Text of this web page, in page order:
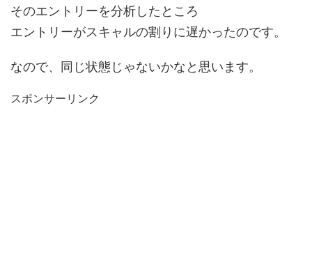
そのエントリーを分析したところ
エントリーがスキャルの割りに遅かったのです。
なので、同じ状態じゃないかなと思います。
スポンサーリンク